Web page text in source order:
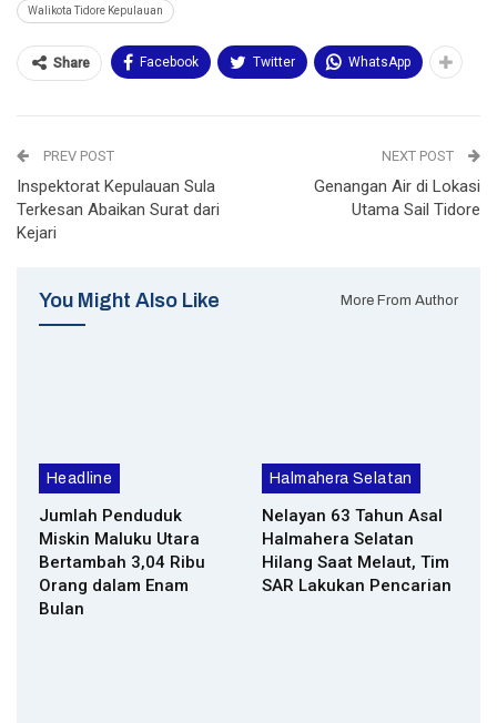
Walikota Tidore Kepulauan
Share Facebook Twitter WhatsApp
PREV POST
Inspektorat Kepulauan Sula
Terkesan Abaikan Surat dari
Kejari
NEXT POST
Genangan Air di Lokasi
Utama Sail Tidore
You Might Also Like More From Author
Headline
Jumlah Penduduk
Miskin Maluku Utara
Bertambah 3,04 Ribu
Orang dalam Enam
Bulan
Halmahera Selatan
Nelayan 63 Tahun Asal
Halmahera Selatan
Hilang Saat Melaut, Tim
SAR Lakukan Pencarian